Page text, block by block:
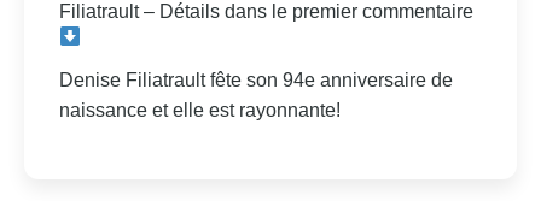
Filiatrault – Détails dans le premier commentaire
Denise Filiatrault fête son 94e anniversaire de
naissance et elle est rayonnante!